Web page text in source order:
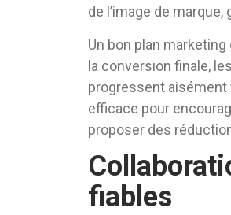
de l’image de
Un bon plan
la conversion finale,
progressent aisément
efficace pour
proposer des
fiables